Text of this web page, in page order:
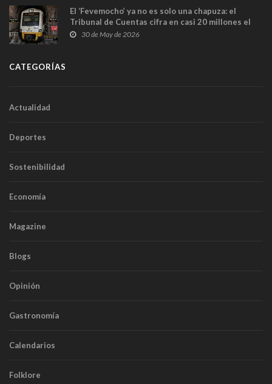
El ‘Fevemocho’ ya no es solo una chapuza: el
Tribunal de Cuentas cifra en casi 20 millones el
sobrecoste de los trenes que no cabían por los
30 de May de 2026
CATEGORÍAS
Actualidad
Deportes
Sostenibilidad
Economía
Magazine
Blogs
Opinión
Gastronomía
Calendarios
Folklore